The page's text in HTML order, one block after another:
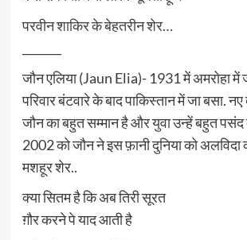
परवीन शाकिर के बेहतरीन शेर…
जौन एलिया (Jaun Elia)- 1931 में अमरोहा में
परिवार बंटवारे के बाद पाकिस्तान में जा बसा. नए
जौन का बहुत सम्मान है और युवा उन्हें बहुत
2002 को जौन ने इस फ़ानी दुनिया को
मशहूर शेर..
क्या सितम है कि अब तिरी सूरत
ग़ौर करने पे याद आती है